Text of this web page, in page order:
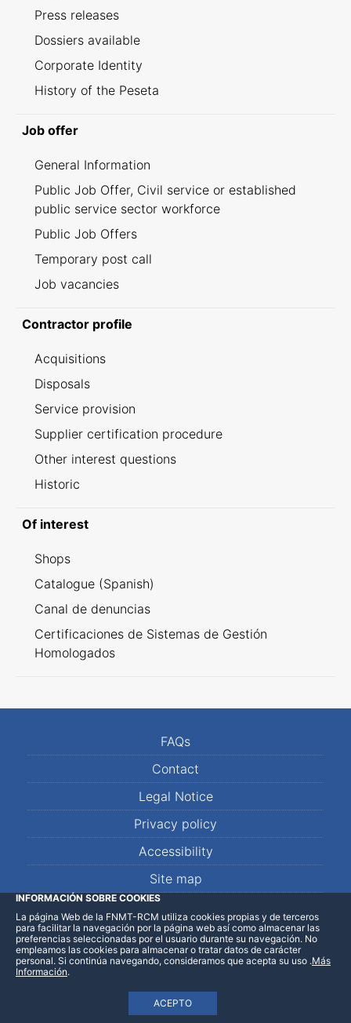
Press releases
Dossiers available
Corporate Identity
History of the Peseta
Job offer
General Information
Public Job Offer, Civil service or established
public service sector workforce
Public Job Offers
Temporary post call
Job vacancies
Contractor profile
Acquisitions
Disposals
Service provision
Supplier certification procedure
Other interest questions
Historic
Of interest
Shops
Catalogue (Spanish)
Canal de denuncias
Certificaciones de Sistemas de Gestión
Homologados
FAQs
Contact
Legal Notice
Privacy policy
Accessibility
Site map
LinkedInFacebookWhatsApp
INFORMACIÓN SOBRE COOKIES
La página Web de la FNMT-RCM utiliza cookies propias y de terceros
para facilitar la navegación por la página web así como almacenar las
preferencias seleccionadas por el usuario durante su navegación. No
empleamos las cookies para almacenar o tratar datos de carácter
personal. Si continúa navegando, consideramos que acepta su uso
ACEPTO
.Más
Información.